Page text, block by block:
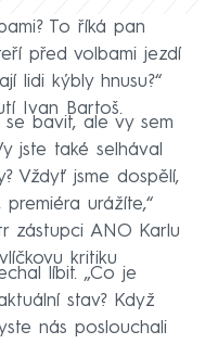
To říká pan
před volbami jezdí
lidi kýbly hnusu?“
Ivan Bartoš.
bavit, ale vy sem
jste také selhával
Vždyť jsme dospělí,
urážíte,“
zástupci ANO Karlu
kritiku
líbit. „Co je
stav? Když
nás poslouchali